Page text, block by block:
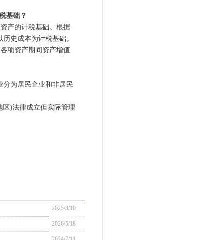
基础？
产的计税基础。根据
史成本为计税基础。
项资产期间资产增值
为居民企业和非居民
)法律成立但实际管理
2025/3/10
2026/5/18